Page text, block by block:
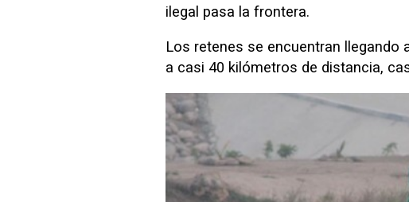
ilegal pasa la frontera.
Los retenes se encuentran llegando
a casi 40 kilómetros de distancia,